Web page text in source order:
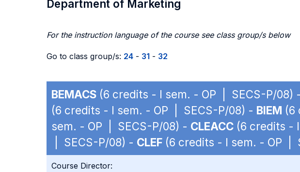
Department of Marketing
For the instruction language of the course see class group/s below
Go to class group/s: 24 - 31 - 32
BEMACS (6 credits - I sem. - OP | SECS-P/08) -
(6 credits - I sem. - OP | SECS-P/08) - BIEM (6
sem. - OP | SECS-P/08) - CLEACC (6 credits -
| SECS-P/08) - CLEF (6 credits - I sem. - OP |
Course Director: